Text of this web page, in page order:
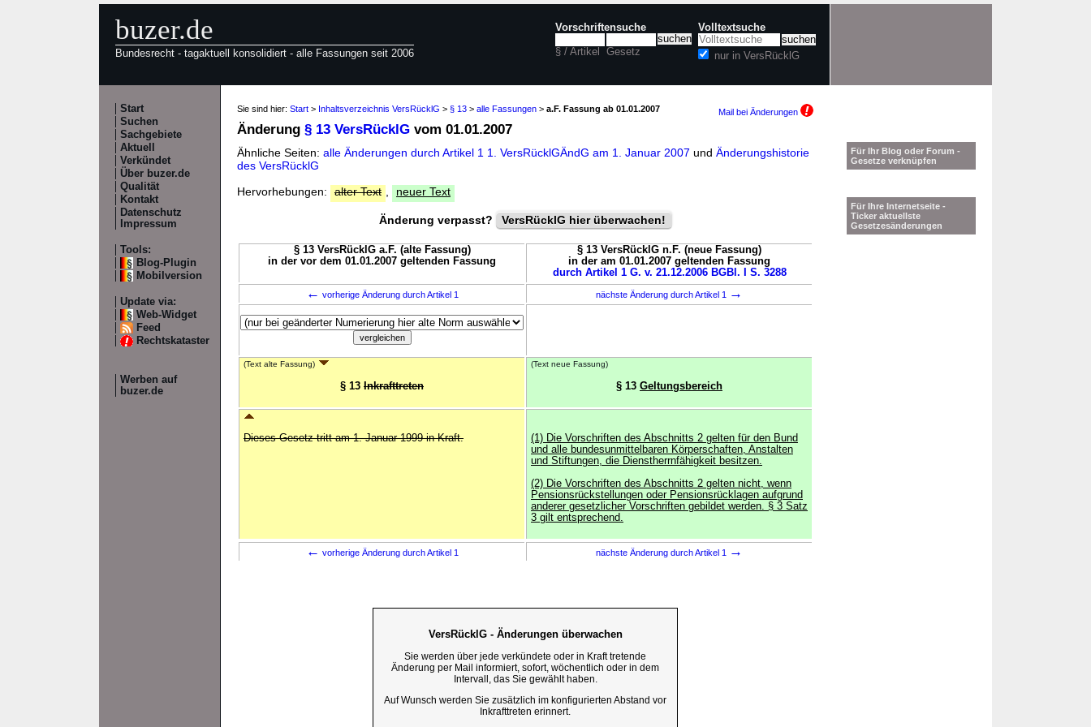
buzer.de
Bundesrecht - tagaktuell konsolidiert - alle Fassungen seit 2006
Vorschriftensuche
§ / Artikel Gesetz
Volltextsuche
nur in VersRücklG
Start
Suchen
Sachgebiete
Aktuell
Verkündet
Über buzer.de
Qualität
Kontakt
Datenschutz
Impressum
Tools:
Blog-Plugin
Mobilversion
Update via:
Web-Widget
Feed
Rechtskataster
Werben auf
buzer.de
Sie sind hier: Start > Inhaltsverzeichnis VersRücklG > § 13 > alle Fassungen > a.F. Fassung ab 01.01.2007 Mail bei Änderungen
Änderung § 13 VersRücklG vom 01.01.2007
Ähnliche Seiten: alle Änderungen durch Artikel 1 1. VersRücklGÄndG am 1. Januar 2007 und Änderungshistorie
des VersRücklG
Hervorhebungen:
alter Text neuer Text
Änderung verpasst? VersRücklG hier überwachen!
§ 13 VersRücklG a.F. (alte Fassung)
in der vor dem 01.01.2007 geltenden Fassung
§ 13 VersRücklG n.F. (neue Fassung)
in der am 01.01.2007 geltenden Fassung
durch Artikel 1 G. v. 21.12.2006 BGBl. I S. 3288
← vorherige Änderung durch Artikel 1 nächste Änderung durch Artikel 1 →
(Text alte Fassung)
§ 13 Inkrafttreten
(Text neue Fassung)
§ 13 Geltungsbereich
Dieses Gesetz tritt am 1. Januar 1999 in Kraft.
(1) Die Vorschriften des Abschnitts 2 gelten für den Bund
und alle bundesunmittelbaren Körperschaften, Anstalten
und Stiftungen, die Dienstherrnfähigkeit besitzen.
(2) Die Vorschriften des Abschnitts 2 gelten nicht, wenn
Pensionsrückstellungen oder Pensionsrücklagen aufgrund
anderer gesetzlicher Vorschriften gebildet werden. § 3 Satz
3 gilt entsprechend.
← vorherige Änderung durch Artikel 1 nächste Änderung durch Artikel 1 →
VersRücklG - Änderungen überwachen
Sie werden über jede verkündete oder in Kraft tretende
Änderung per Mail informiert, sofort, wöchentlich oder in dem
Intervall, das Sie gewählt haben.
Auf Wunsch werden Sie zusätzlich im konfigurierten Abstand vor
Inkrafttreten erinnert.
Für Ihr Blog oder Forum -
Gesetze verknüpfen
Für Ihre Internetseite -
Ticker aktuellste
Gesetzesänderungen